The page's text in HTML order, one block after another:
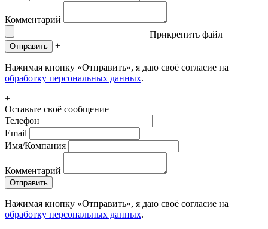
Комментарий
Прикрепить файл
Отправить +
Нажимая кнопку «Отправить», я даю своё согласие на
обработку персональных данных.
+
Оставьте своё сообщение
Телефон
Email
Имя/Компания
Комментарий
Отправить
Нажимая кнопку «Отправить», я даю своё согласие на
обработку персональных данных.